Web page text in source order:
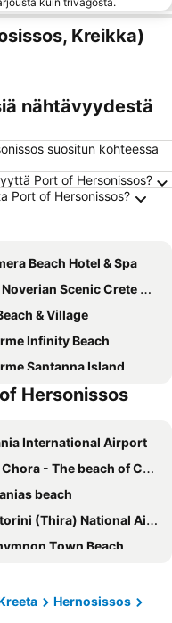
Kreikka)
nähtävyydestä
suositun kohteessa
Port of Hersonissos?
Port of Hersonissos?
Beach Hotel & Spa
Scenic Crete 5 Star Hilltop Villa Resort & Spa
& Village
Infinity Beach
Santanna Island
Greco Village Beach Hotel
Blue Palace
Beach Hotel
Village
Mare
Beach Hotel & Suites
Bay by Omilos Hotels
Hersonissos
International Airport
- The beach of Chania
beach
(Thira) National Airport
Τown Beach
Beach Water Park
Hernosissos